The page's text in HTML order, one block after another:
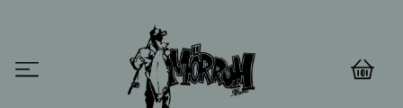
0